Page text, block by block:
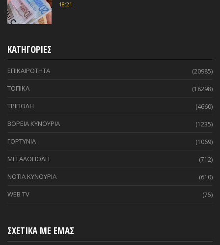
18:21
ΚΑΤΗΓΟΡΙΕΣ
ΕΠΙΚΑΙΡΟΤΗΤΑ (20985)
ΤΟΠΙΚΑ (18298)
ΤΡΙΠΟΛΗ (4660)
ΒΟΡΕΙΑ ΚΥΝΟΥΡΙΑ (1235)
ΓΟΡΤΥΝΙΑ (1069)
ΜΕΓΑΛΟΠΟΛΗ (712)
ΝΟΤΙΑ ΚΥΝΟΥΡΙΑ (610)
WEB TV (75)
ΣΧΕΤΙΚΑ ΜΕ ΕΜΑΣ